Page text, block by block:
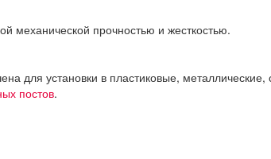
механической прочностью и жесткостью.
для установки в пластиковые, металлические,
постов.